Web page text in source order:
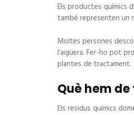
Els productes químics
també representen un
Moltes persones
l’aigüera. Fer-ho pot
plantes de tractament.
Què hem
Els residus químics